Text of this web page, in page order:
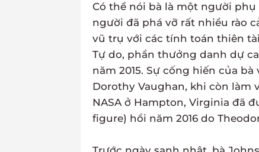
Có thể nói bà là một người
người đã phá vỡ rất nhiều rào
vũ trụ với các tính toán thiên
Tự do, phần thưởng danh dự
năm 2015. Sự cống hiến của
Dorothy Vaughan, khi còn làm
NASA ở Hampton, Virginia đã
figure) hồi năm 2016 do